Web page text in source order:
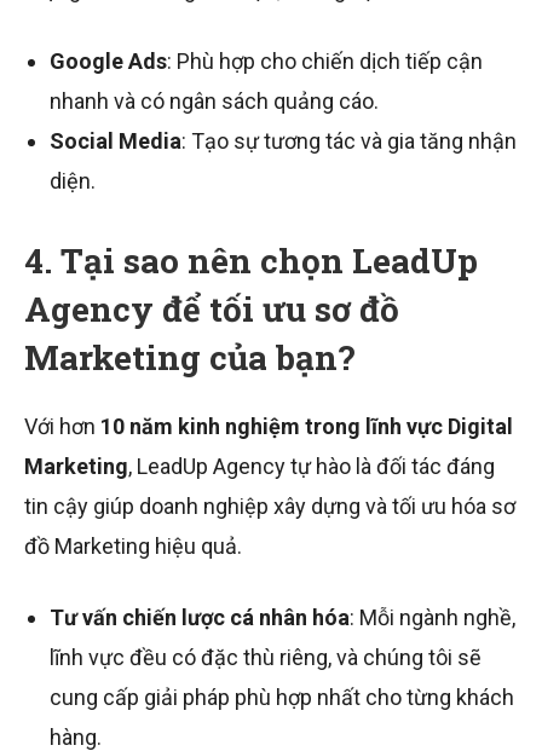
Google Ads: Phù hợp cho chiến dịch tiếp cận
nhanh và có ngân sách quảng cáo.
Social Media: Tạo sự tương tác và gia tăng nhận
diện.
4. Tại sao nên chọn LeadUp
Agency để tối ưu sơ đồ
Marketing của bạn?
Với hơn 10 năm kinh nghiệm trong lĩnh vực Digital
Marketing, LeadUp Agency tự hào là đối tác đáng
tin cậy giúp doanh nghiệp xây dựng và tối ưu hóa sơ
đồ Marketing hiệu quả.
Tư vấn chiến lược cá nhân hóa: Mỗi ngành nghề,
lĩnh vực đều có đặc thù riêng, và chúng tôi sẽ
cung cấp giải pháp phù hợp nhất cho từng khách
hàng.